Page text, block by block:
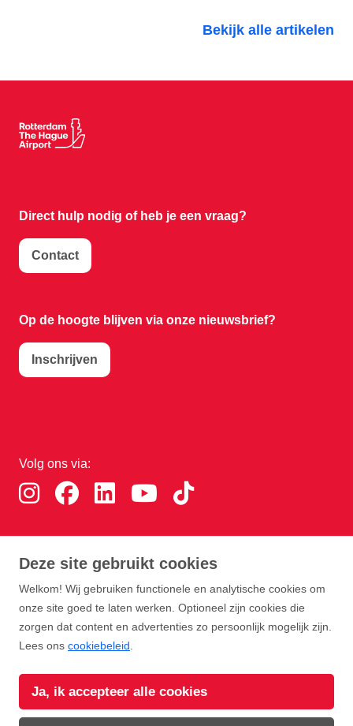
Deze site gebruikt cookies
Welkom! Wij gebruiken functionele en analytische cookies om
onze site goed te laten werken. Optioneel zijn cookies die
zorgen dat content en advertenties zo persoonlijk mogelijk zijn.
Lees ons cookiebeleid
Ja, ik accepteer alle cookies
Bekijk alle artikelen
Direct hulp nodig ofheb je een vraag?
Contact
Op de hoogte blijven via onze nieuwsbrief?
Inschrijven
Copyright Rotterdam Airport B.V. 2026
Volg ons via:
Download de RTHA app: